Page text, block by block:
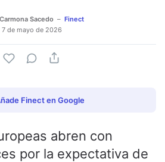
Sacedo
Finect
7 de mayo de 2026
Finect en Google
abren con
por la expectativa de